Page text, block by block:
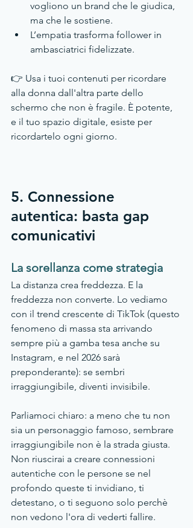
vogliono un brand che le giudica,
ma che le sostiene.
L’empatia trasforma follower in
ambasciatrici fidelizzate.
👉 Usa i tuoi contenuti per ricordare
alla donna dall'altra parte dello
schermo che non è fragile. È potente,
e il tuo spazio digitale, esiste per
ricordartelo ogni giorno.
5. Connessione
autentica: basta gap
comunicativi
La sorellanza come strategia
La distanza crea freddezza. E la
freddezza non converte. Lo vediamo
con il trend crescente di TikTok (questo
fenomeno di massa sta arrivando
sempre più a gamba tesa anche su
Instagram, e nel 2026 sarà
preponderante): se sembri
irraggiungibile, diventi invisibile.
Parliamoci chiaro: a meno che tu non
sia un personaggio famoso, sembrare
irraggiungibile non è la strada giusta.
Non riuscirai a creare connessioni
autentiche con le persone se nel
profondo queste ti invidiano, ti
detestano, o ti seguono solo perchè
non vedono l'ora di vederti fallire.